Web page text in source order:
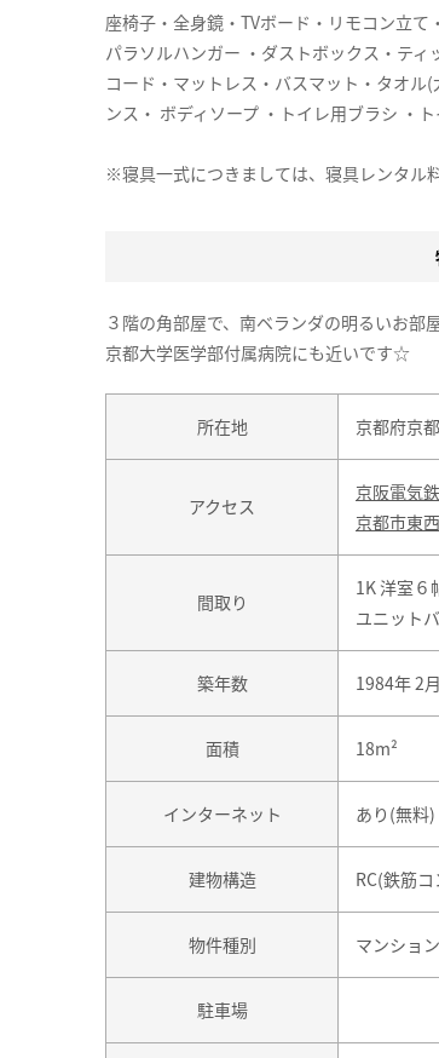
座椅子・全身鏡・TVボード・リモコン立
パラソルハンガー ・ダストボックス・テ
コード・マットレス・バスマット・タオル
ンス・ ボディソープ ・トイレ用ブラシ ・
※寝具一式につきましては、寝具レンタル
３階の角部屋で、南ベランダの明るいお部
京都大学医学部付属病院にも近いです☆
所在地 京都府京
アクセス
京阪電気
京都市東
間取り
1K 洋室
ユニット
築年数 1984年 2
面積 18m²
インターネット あり(無料
建物構造 RC(鉄筋
物件種別 マンション
駐車場